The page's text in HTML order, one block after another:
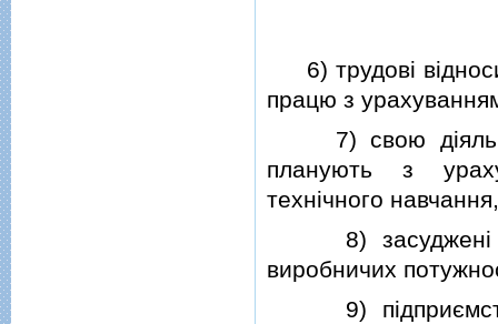
6) трудовi
працю з
7) свою
планують з
технiчного
8) засудженi
виробничих
9)